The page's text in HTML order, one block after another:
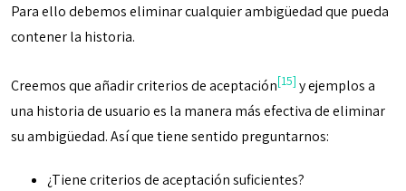
Para ello debemos eliminar cualquier ambigüedad que pueda
contener la historia.
Creemos que añadir criterios de aceptación[15] y ejemplos a
una historia de usuario es la manera más efectiva de eliminar
su ambigüedad. Así que tiene sentido preguntarnos:
¿Tiene criterios de aceptación suficientes?